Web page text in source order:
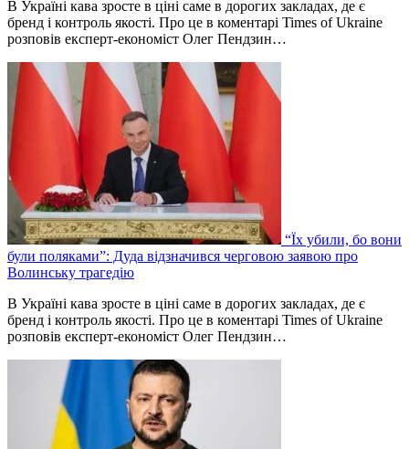
В Україні кава зросте в ціні саме в дорогих закладах, де є
бренд і контроль якості. Про це в коментарі Times of Ukraine
розповів експерт-економіст Олег Пендзин…
“Їх убили, бо вони
були поляками”: Дуда відзначився черговою заявою про
Волинську трагедію
В Україні кава зросте в ціні саме в дорогих закладах, де є
бренд і контроль якості. Про це в коментарі Times of Ukraine
розповів експерт-економіст Олег Пендзин…